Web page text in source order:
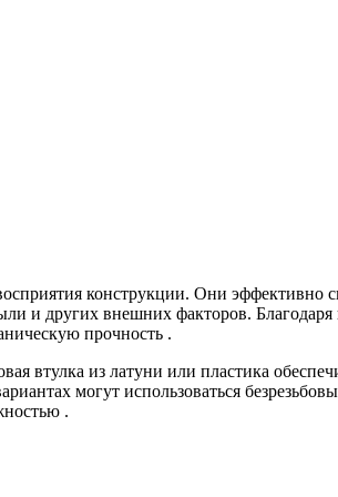
конструкции. Они
и других внешних факторов.
прочность .
втулка из латуни или пластика
могут использоваться
.